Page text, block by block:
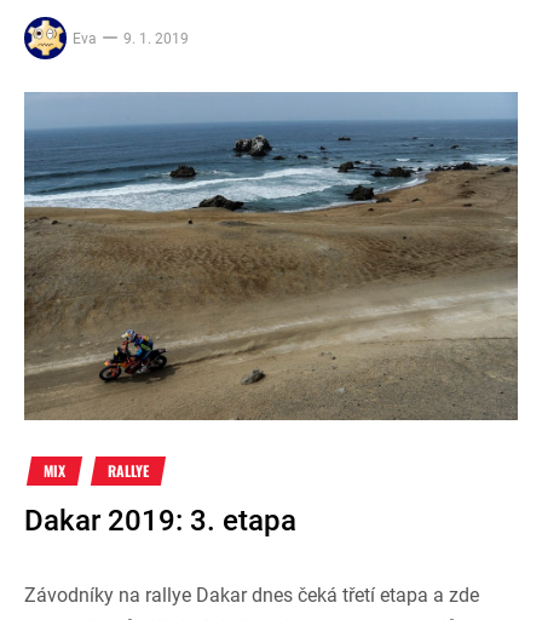
Eva 9. 1. 2019
MIX RALLYE
Dakar 2019: 3. etapa
Závodníky na rallye Dakar dnes čeká třetí etapa a zde